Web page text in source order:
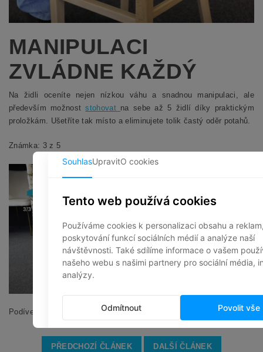
MANIPULACI
ZVLÁDNE KAŽDÝ
Na židli oceníte nejen nízkou váhu a snadnou manipulaci, ale
především možnoststohovat na sebe až 5 židlí díky praktickým
proložkám. Ušetříte tak místo a eliminujete tolik častý oděr potahů.
Známka: 3 z 5
Podívejte se na s naším subjektivním hodnocením.
PŘEDCHOZÍ ČLÁNEK DALŠÍ ČLÁNEK